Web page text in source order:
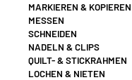
MARKIEREN & KOPIEREN
MESSEN
SCHNEIDEN
NADELN & CLIPS
QUILT- & STICKRAHMEN
LOCHEN & NIETEN